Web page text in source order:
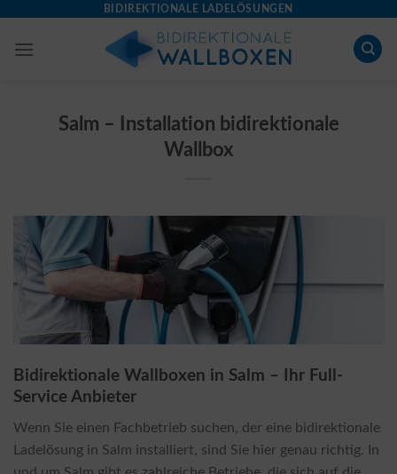
content
BIDIREKTIONALE LADELÖSUNGEN
Salm – Installation bidirektionale
Wallbox
Bidirektionale Wallboxen in Salm – Ihr Full-
Service Anbieter
Wenn Sie einen Fachbetrieb suchen, der eine bidirektionale
Ladelösung in Salm installiert, sind Sie hier genau richtig. In